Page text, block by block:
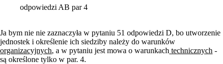
odpowiedzi AB par 4
Ja bym nie nie zaznaczyła w pytaniu 51 odpowiedzi D, bo utworzenie
jednostek i określenie ich siedziby należy do warunków
organizacyjnych, a w pytaniu jest mowa o warunkach technicznych -
są określone tylko w par. 4.